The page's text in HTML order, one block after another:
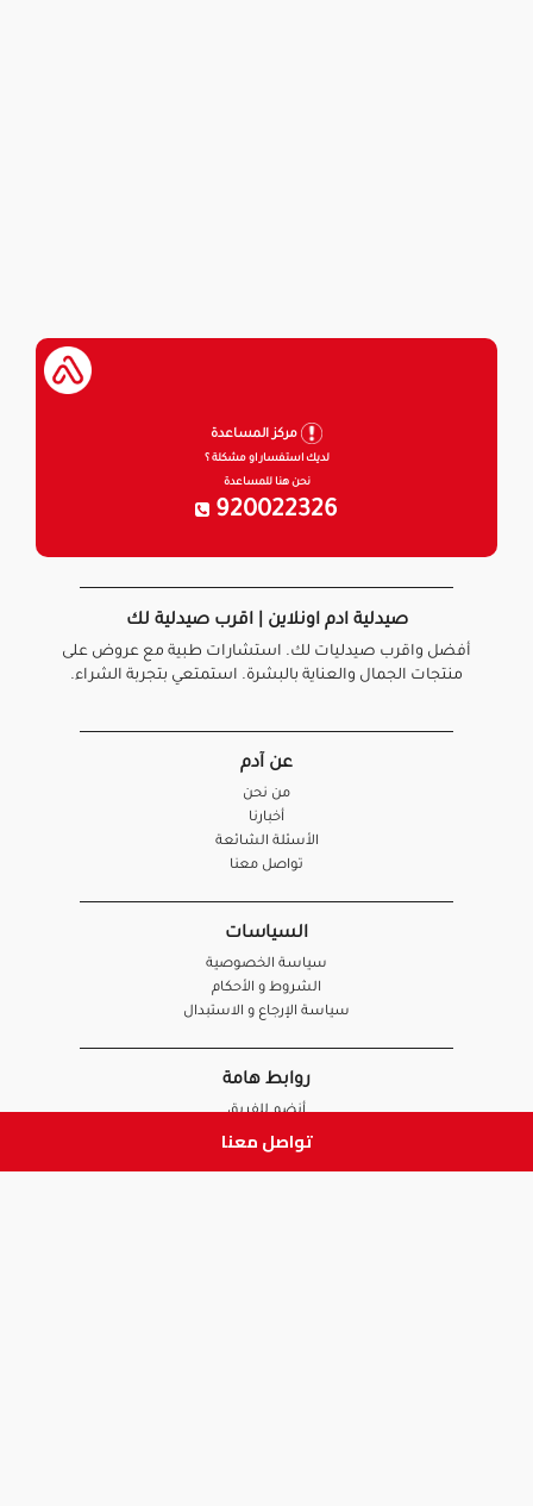
تواصل معنا
مركز المساعدة
لديك استفسار او مشكلة ؟
نحن هنا للمساعدة
920022326
صيدلية ادم اونلاين | اقرب صيدلية لك
أفضل واقرب صيدليات لك. استشارات طبية مع عروض على
منتجات الجمال والعناية بالبشرة. استمتعي بتجربة الشراء.
عن آدم
من نحن
أخبارنا
الأسئلة الشائعة
تواصل معنا
السياسات
سياسة الخصوصية
الشروط و الأحكام
سياسة الإرجاع و الاستبدال
روابط هامة
أنضم للفريق
نصائح آدم